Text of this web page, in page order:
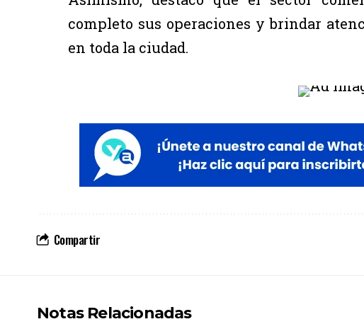
completo sus operaciones y brindar
en toda la ciudad.
Compartir
Notas Relacionadas